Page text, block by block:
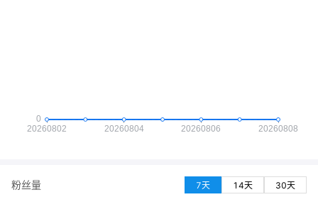
粉丝量 7天 14天 30天